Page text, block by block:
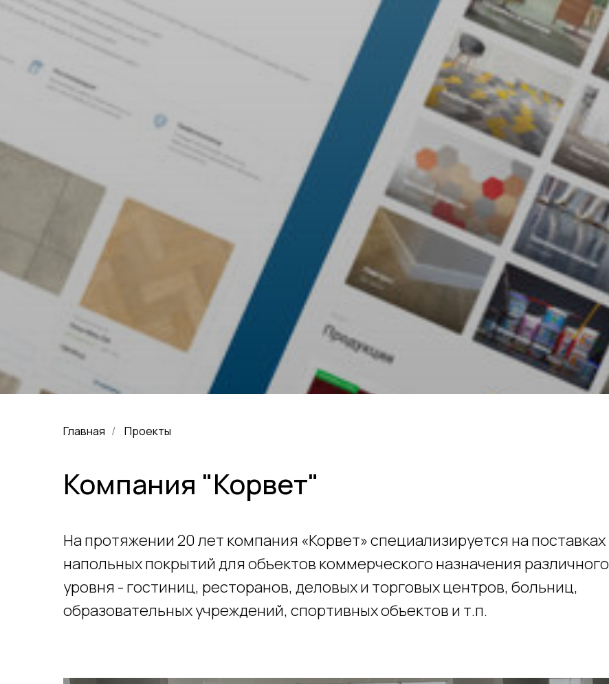
Главная / Проекты
Компания "Корвет"
На протяжении 20 лет компания «Корвет» специализируется на поставках
напольных покрытий для объектов коммерческого назначения различного
уровня - гостиниц, ресторанов, деловых и торговых центров, больниц,
образовательных учреждений, спортивных объектов и т.п.